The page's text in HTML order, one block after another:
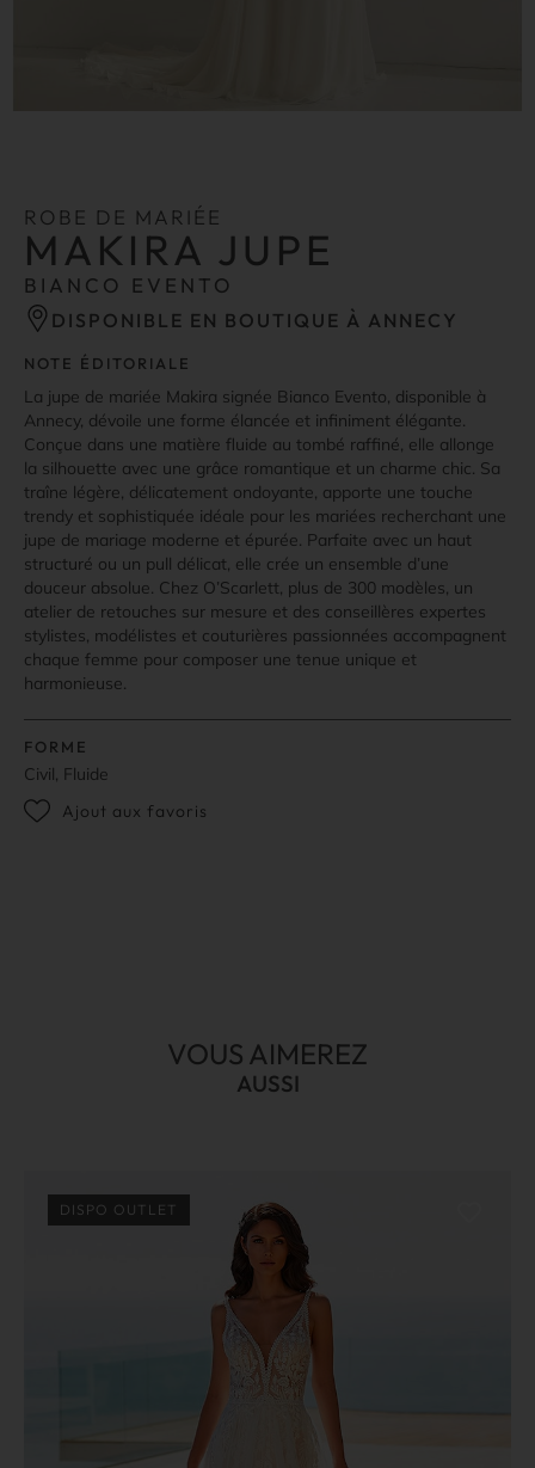
ROBE DE MARIÉE
MAKIRA JUPE
BIANCO EVENTO
DISPONIBLE EN BOUTIQUE À ANNECY
NOTE ÉDITORIALE
La jupe de mariée Makira signée Bianco Evento, disponible à
Annecy, dévoile une forme élancée et infiniment élégante.
Conçue dans une matière fluide au tombé raffiné, elle allonge
la silhouette avec une grâce romantique et un charme chic. Sa
traîne légère, délicatement ondoyante, apporte une touche
trendy et sophistiquée idéale pour les mariées recherchant une
jupe de mariage moderne et épurée. Parfaite avec un haut
structuré ou un pull délicat, elle crée un ensemble d’une
douceur absolue. Chez O’Scarlett, plus de 300 modèles, un
atelier de retouches sur mesure et des conseillères expertes
stylistes, modélistes et couturières passionnées accompagnent
chaque femme pour composer une tenue unique et
harmonieuse.
FORME
Civil, Fluide
Ajout aux favoris
VOUS AIMEREZ
AUSSI
DISPO OUTLET